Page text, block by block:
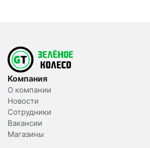
Компания
О компании
Новости
Сотрудники
Вакансии
Магазины